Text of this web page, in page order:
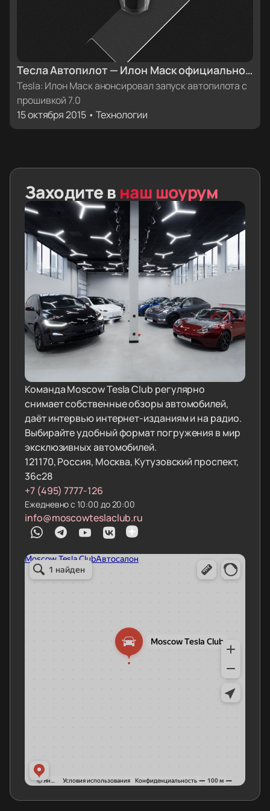
Тесла Автопилот — Илон Маск официально
анонсировал запуск прошивки 7.0
Tesla: Илон Маск анонсировал запуск автопилота с
прошивкой 7.0
15 октября 2015 • Технологии
Заходите в наш шоурум
Команда Moscow Tesla Club регулярно
снимает собственные обзоры автомобилей,
даёт интервью интернет-изданиям и на радио.
Выбирайте удобный формат погружения в мир
эксклюзивных автомобилей.
121170, Россия, Москва, Кутузовский проспект,
36с28
+7 (495) 7777-126
Ежедневно с 10:00 до 20:00
info@moscowteslaclub.ru